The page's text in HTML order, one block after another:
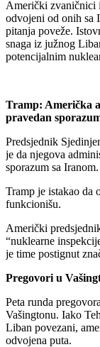
Američki zvaničnici
odvojeni od onih sa
pitanja poveže.
snaga iz južnog
potencijalnim
Tramp: Američka
pravedan
Predsjednik
je da njegova
sporazum sa Iranom.
Tramp je istakao da
funkcionišu.
Američki
“nuklearne
je time postignut
Pregovori u
Peta runda
Vašingtonu. Iako
Liban povezani,
odvojena puta.